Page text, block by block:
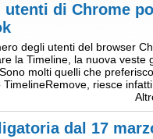
utenti di Chrome
degli utenti del browser
la Timeline, la nuova
molti quelli che
TimelineRemove, riesce
dal 17